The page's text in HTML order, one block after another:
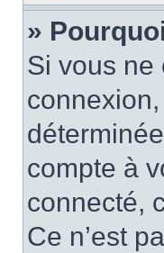
»
Si vous ne
compte à
connecté,
Ce n’est